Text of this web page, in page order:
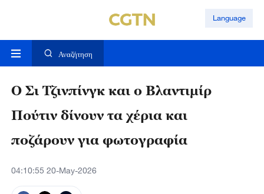
Language
Αναζήτηση
Ο Σι Τζινπίνγκ και ο Βλαντιμίρ
Πούτιν δίνουν τα χέρια και
ποζάρουν για φωτογραφία
04:10:55 20-May-2026